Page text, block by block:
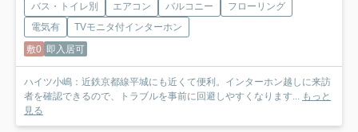
バス・トイレ別 エアコン バルコニー
フローリング
電気有
TVモニタ付インターホン
敷0 即入居可
ハイツ小嶋：近鉄京都線平城にも近くて便利。インターホン越しに来訪
者を確認できるので、トラブルを事前に回避しやすくなります... もっと
見る